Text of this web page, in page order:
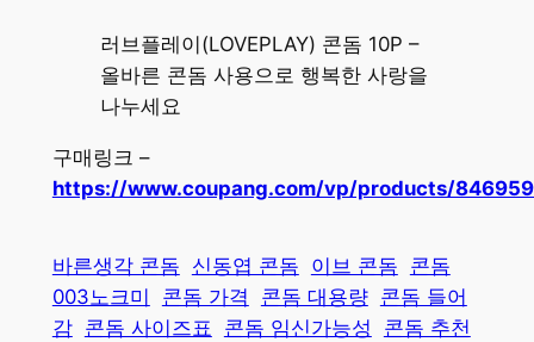
러브플레이(LOVEPLAY) 콘돔 10P –
올바른 콘돔 사용으로 행복한 사랑을
나누세요
구매링크 –
https://www.coupang.com/vp/products/
바른생각 콘돔 신동엽 콘돔 이브 콘돔 콘돔
003노크미
콘돔 가격 콘돔 대용량 콘돔 들어
감 콘돔 사이즈표 콘돔 임신가능성
콘돔 추천